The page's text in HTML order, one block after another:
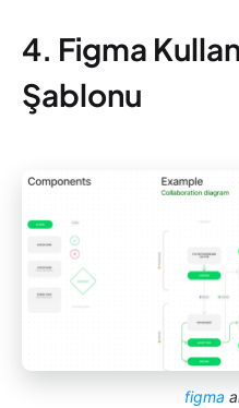
4. Figma
Şablonu
figma